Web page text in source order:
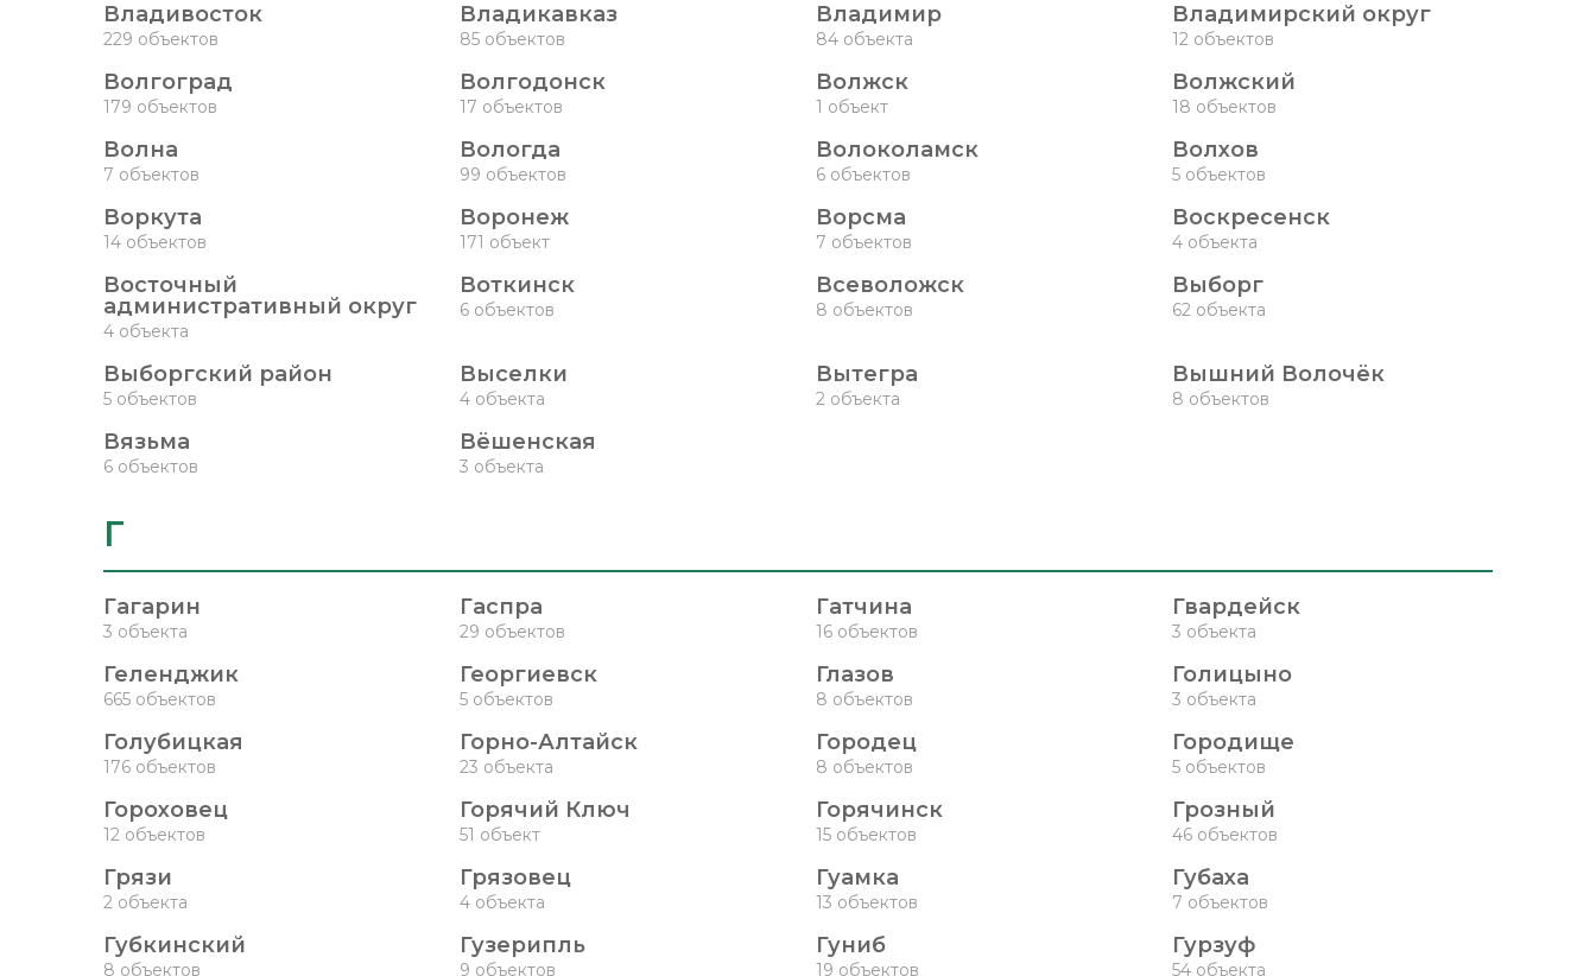
Владивосток
229 объектов
Владикавказ
85 объектов
Владимир
84 объекта
Владимирский округ
12 объектов
Волгоград
179 объектов
Волгодонск
17 объектов
Волжск
1 объект
Волжский
18 объектов
Волна
7 объектов
Вологда
99 объектов
Волоколамск
6 объектов
Волхов
5 объектов
Воркута
14 объектов
Воронеж
171 объект
Ворсма
7 объектов
Воскресенск
4 объекта
Восточный
административный округ
4 объекта
Воткинск
6 объектов
Всеволожск
8 объектов
Выборг
62 объекта
Выборгский район
5 объектов
Выселки
4 объекта
Вытегра
2 объекта
Вышний Волочёк
8 объектов
Вязьма
6 объектов
Вёшенская
3 объекта
Г
Гагарин
3 объекта
Гаспра
29 объектов
Гатчина
16 объектов
Гвардейск
3 объекта
Геленджик
665 объектов
Георгиевск
5 объектов
Глазов
8 объектов
Голицыно
3 объекта
Голубицкая
176 объектов
Горно-Алтайск
23 объекта
Городец
8 объектов
Городище
5 объектов
Гороховец
12 объектов
Горячий Ключ
51 объект
Горячинск
15 объектов
Грозный
46 объектов
Грязи
2 объекта
Грязовец
4 объекта
Гуамка
13 объектов
Губаха
7 объектов
Губкинский
8 объектов
Гузерипль
9 объектов
Гуниб
19 объектов
Гурзуф
54 объекта